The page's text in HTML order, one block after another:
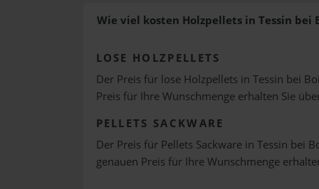
Wie viel kosten Holzpellets in Tessin bei
LOSE HOLZPELLETS
Der Preis für lose Holzpellets in Tessin bei
Preis für Ihre Wunschmenge erhalten Sie
PELLETS SACKWARE
Der Preis für Pellets Sackware in Tessin bei
genauen Preis für Ihre Wunschmenge